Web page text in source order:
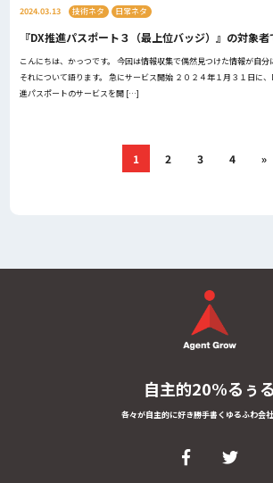
2024.03.13 技術ネタ 日常ネタ
『DX推進パスポート３（最上位バッジ）』の対象者
こんにちは、かっつです。 今回は情報収集で偶然見つけた情報が自分
それについて語ります。 急にサービス開始 ２０２４年１月３１日に
進パスポートのサービスを開 […]
1 2 3 4 »
自主的20%るぅる
各々が自主的に好き勝手書くゆるふわ会